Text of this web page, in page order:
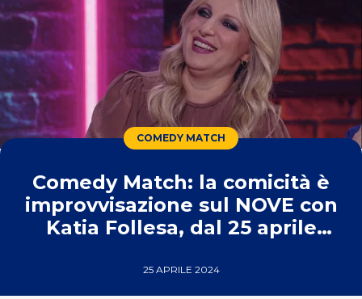
COMEDY MATCH
Comedy Match: la comicità è
improvvisazione sul NOVE con
Katia Follesa, dal 25 aprile
25 APRILE 2024